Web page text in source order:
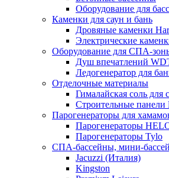
Оборудование для
Каменки для саун и бань
Дровяные каменки
Электрические
Оборудование для СПА-
Душ впечатлений
Ледогенератор для
Отделочные материалы
Гималайская соль для
Строительные
Парогенераторы для
Парогенераторы
Парогенераторы Tylo
СПА-бассейны, мини-
Jacuzzi (Италия)
Kingston